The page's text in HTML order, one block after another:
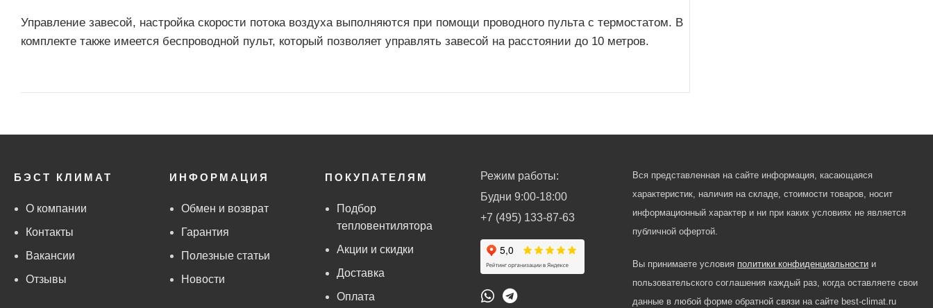
Управление завесой, настройка скорости потока воздуха выполняются при помощи проводного пульта с термостатом. В
комплекте также имеется беспроводной пульт, который позволяет управлять завесой на расстоянии до 10 метров.
БЭСТ КЛИМАТ
О компании
Контакты
Вакансии
Отзывы
ИНФОРМАЦИЯ
Обмен и возврат
Гарантия
Полезные статьи
Новости
ПОКУПАТЕЛЯМ
Подбор
тепловентилятора
Акции и скидки
Доставка
Оплата
Режим работы:
Будни 9:00-18:00
+7 (495) 133-87-63
Вся представленная на сайте информация, касающаяся
характеристик, наличия на складе, стоимости товаров, носит
информационный характер и ни при каких условиях не является
публичной офертой.
Вы принимаете условия политики конфиденциальности и
пользовательского соглашения каждый раз, когда оставляете свои
данные в любой форме обратной связи на сайте best-climat.ru